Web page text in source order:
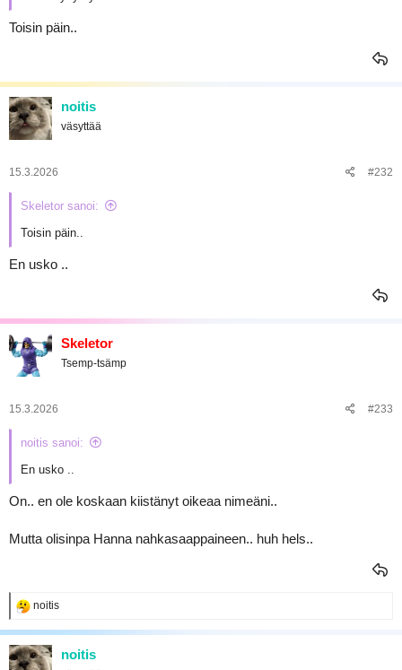
Toisin päin..
noitis
väsyttää
15.3.2026 #232
Skeletor sanoi:
Toisin päin..
En usko ..
Skeletor
Tsemp-tsämp
15.3.2026 #233
noitis sanoi:
En usko ..
On.. en ole koskaan kiistänyt oikeaa nimeäni..
Mutta olisinpa Hanna nahkasaappaineen.. huh hels..
R
a
k
t
noitis
noitis